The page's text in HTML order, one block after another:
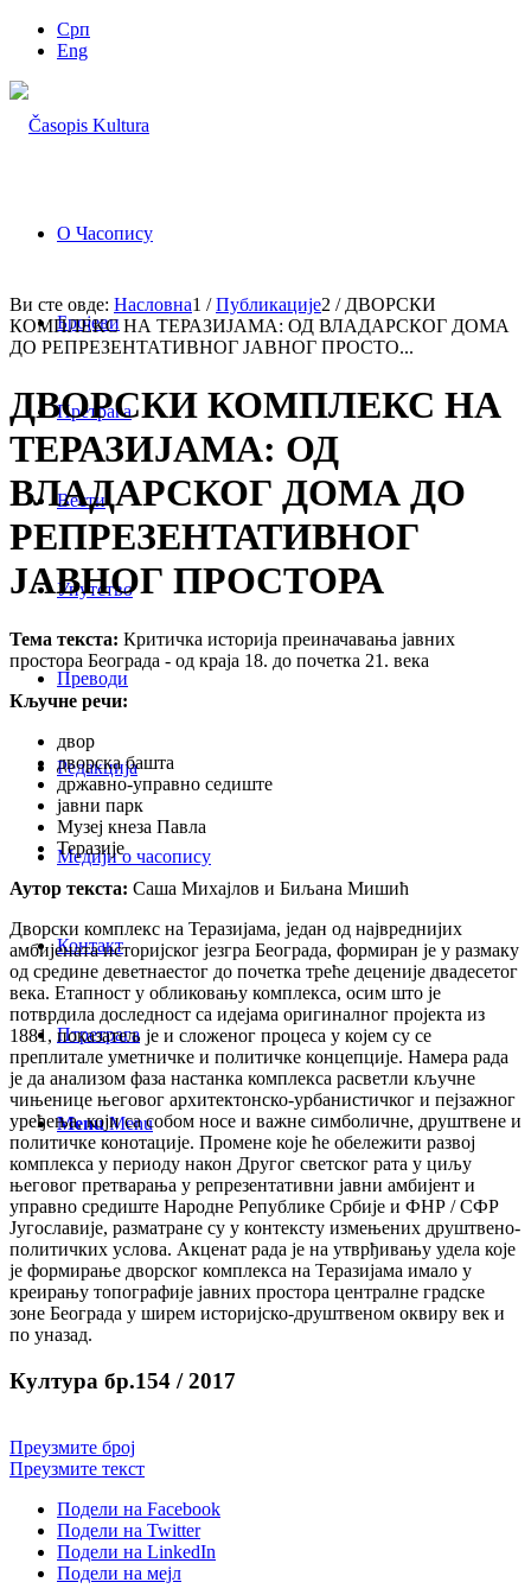
Срп
Eng
О Часопису
Бројеви
Претрага
Вести
Упутство
Преводи
Редакција
Медији о часопису
Контакт
Птретрага
Menu Menu
Ви сте овде: Насловна1 / Публикације2 / ДВОРСКИ
КОМПЛЕКС НА ТЕРАЗИЈАМА: ОД ВЛАДАРСКОГ ДОМА
ДО РЕПРЕЗЕНТАТИВНОГ ЈАВНОГ ПРОСТО...
ДВОРСКИ КОМПЛЕКС НА
ТЕРАЗИЈАМА: ОД
ВЛАДАРСКОГ ДОМА ДО
РЕПРЕЗЕНТАТИВНОГ
ЈАВНОГ ПРОСТОРА
Тема текста: Критичка историја преиначавања јавних
простора Београда - од краја 18. до почетка 21. века
Кључне речи:
двор
дворска башта
државно-управно седиште
јавни парк
Музеј кнеза Павла
Теразије
Аутор текста: Саша Михајлов и Биљана Мишић
Дворски комплекс на Теразијама, један од највреднијих
амбијената историјског језгра Београда, формиран је у размаку
од средине деветнаестог до почетка треће деценије двадесетог
века. Етапност у обликовању комплекса, осим што је
потврдила доследност са идејама оригиналног пројекта из
1881, показатељ је и сложеног процеса у којем су се
преплитале уметничке и политичке концепције. Намера рада
је да анализом фаза настанка комплекса расветли кључне
чињенице његовог архитектонско-урбанистичког и пејзажног
уређења, који са собом носе и важне симболичне, друштвене и
политичке конотације. Промене које ће обележити развој
комплекса у периоду након Другог светског рата у циљу
његовог претварања у репрезентативни јавни амбијент и
управно средиште Народне Републике Србије и ФНР / СФР
Југославије, разматране су у контексту измењених друштвено-
политичких услова. Акценат рада је на утврђивању удела које
је формирање дворског комплекса на Теразијама имало у
креирању топографије јавних простора централне градске
зоне Београда у ширем историјско-друштвеном оквиру век и
по уназад.
Култура бр.154 / 2017
Преузмите број
Преузмите текст
Подели на Facebook
Подели на Twitter
Подели на LinkedIn
Подели на мејл